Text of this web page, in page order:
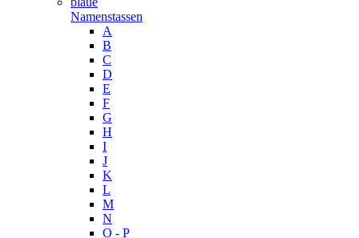
Namenstassen
A
B
C
D
E
F
G
H
I
J
K
L
M
N
O - P